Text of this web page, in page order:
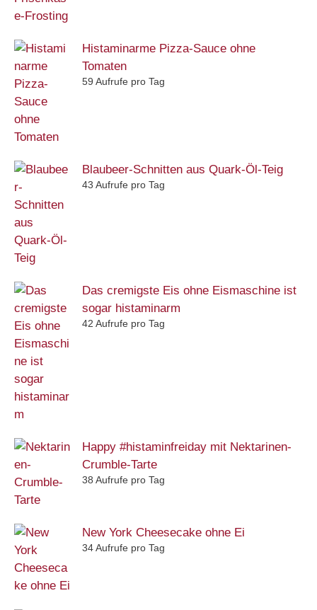
Histaminarme Pizza-Sauce ohne
Tomaten
59 Aufrufe pro Tag
Blaubeer-Schnitten aus Quark-Öl-Teig
43 Aufrufe pro Tag
Das cremigste Eis ohne Eismaschine ist
sogar histaminarm
42 Aufrufe pro Tag
Happy #histaminfreiday mit Nektarinen-
Crumble-Tarte
38 Aufrufe pro Tag
New York Cheesecake ohne Ei
34 Aufrufe pro Tag